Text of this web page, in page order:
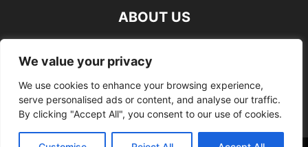
We value your privacy
We use cookies to enhance your browsing experience,
serve personalised ads or content, and analyse our traffic.
By clicking "Accept All", you consent to our use of cookies.
ABOUT US
FOLLOW US